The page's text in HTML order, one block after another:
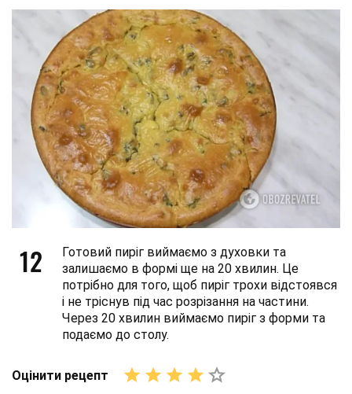
12
Готовий пиріг виймаємо з духовки та
залишаємо в формі ще на 20 хвилин. Це
потрібно для того, щоб пиріг трохи відстоявся
і не тріснув під час розрізання на частини.
Через 20 хвилин виймаємо пиріг з форми та
подаємо до столу.
Оцінити рецепт